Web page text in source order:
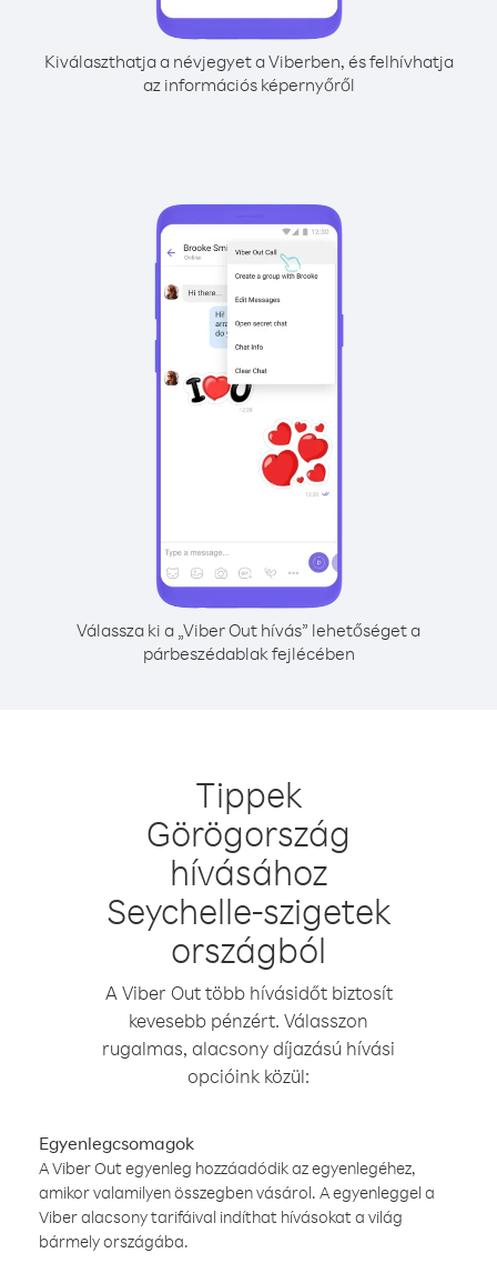
Kiválaszthatja a névjegyet a Viberben, és felhívhatja
az információs képernyőről
Válassza ki a „Viber Out hívás” lehetőséget a
párbeszédablak fejlécében
Tippek
Görögország
hívásához
Seychelle-szigetek
országból
A Viber Out több hívásidőt biztosít
kevesebb pénzért. Válasszon
rugalmas, alacsony díjazású hívási
opcióink közül:
Egyenlegcsomagok
A Viber Out egyenleg hozzáadódik az egyenlegéhez,
amikor valamilyen összegben vásárol. A egyenleggel a
Viber alacsony tarifáival indíthat hívásokat a világ
bármely országába.